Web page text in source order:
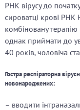
РНК вірусу до
сироватці крові РНК
комбіновану
однак приймати до
40 років, чоловіча
Гостра респіраторна
новонароджених:
– вводити